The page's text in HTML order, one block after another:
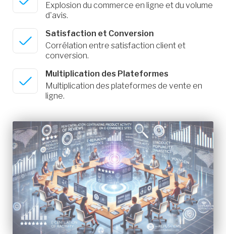
Explosion du commerce en ligne et du volume
d'avis.
Satisfaction et Conversion
Corrélation entre satisfaction client et
conversion.
Multiplication des Plateformes
Multiplication des plateformes de vente en
ligne.